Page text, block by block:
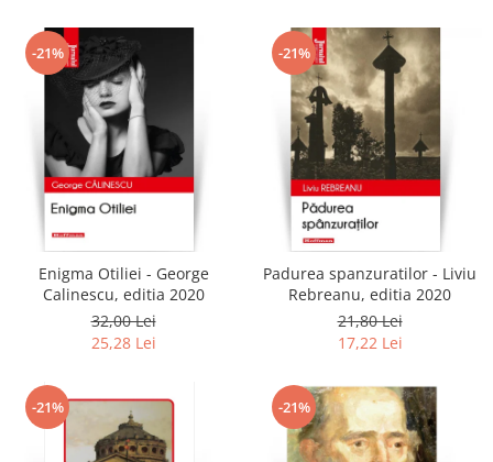
-21%
Enigma Otiliei - George
Calinescu, editia 2020
32,00 Lei
25,28 Lei
-21%
Padurea spanzuratilor - Liviu
Rebreanu, editia 2020
21,80 Lei
17,22 Lei
-21% -21%